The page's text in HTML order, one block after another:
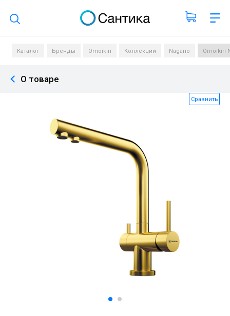
Поиск по каталогу
Каталог Бренды Omoikiri Коллекции Nagano Omoikiri
О товаре
Сравнить